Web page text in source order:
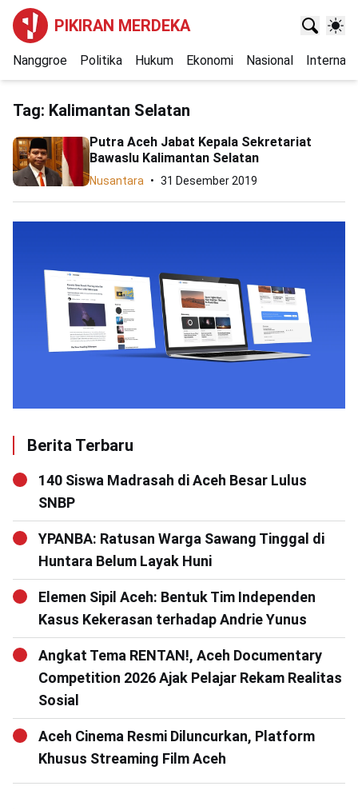
PIKIRAN MERDEKA
Nanggroe Politika Hukum Ekonomi Nasional
Tag: Kalimantan Selatan
Putra Aceh Jabat Kepala Sekretariat
Bawaslu Kalimantan Selatan
Nusantara 31 Desember 2019
Berita Terbaru
140 Siswa Madrasah di Aceh Besar Lulus
SNBP
YPANBA: Ratusan Warga Sawang Tinggal di
Huntara Belum Layak Huni
Elemen Sipil Aceh: Bentuk Tim Independen
Kasus Kekerasan terhadap Andrie Yunus
Angkat Tema RENTAN!, Aceh Documentary
Competition 2026 Ajak Pelajar Rekam Realitas
Sosial
Aceh Cinema Resmi Diluncurkan, Platform
Khusus Streaming Film Aceh